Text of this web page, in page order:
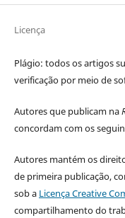
Licença
Plágio: todos os artigos
verificação por meio de
Autores que publicam na
concordam com os
Autores mantém os
de primeira publicação,
sob a Licença Creative
compartilhamento do